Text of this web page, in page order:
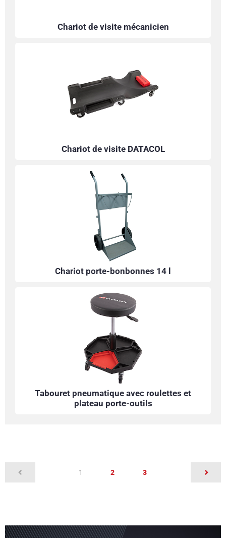
Chariot de visite mécanicien
Chariot de visite DATACOL
Chariot porte-bonbonnes 14 l
Tabouret pneumatique avec roulettes et
plateau porte-outils
1 2 3